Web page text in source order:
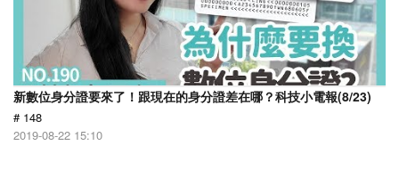
新數位身分證要來了！跟現在的身分證差在哪？科技小電報(8/23)
# 148
2019-08-22 15:10